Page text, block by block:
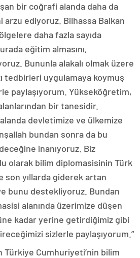
bir coğrafi alanda daha da
arzu ediyoruz. Bilhassa Balkan
daha fazla sayıda
eğitim almasını,
Bununla alakalı olmak üzere
tedbirleri uygulamaya koymuş
paylaşıyorum. Yükseköğretim,
bir tanesidir.
devletimize ve ülkemize
bundan sonra da bu
inanıyoruz. Biz
olarak bilim diplomasisinin Türk
son yıllarda giderek artan
bunu destekliyoruz. Bundan
alanında üzerimize düşen
kadar yerine getirdiğimiz gibi
sizlerle paylaşıyorum.”
Cumhuriyeti’nin bilim